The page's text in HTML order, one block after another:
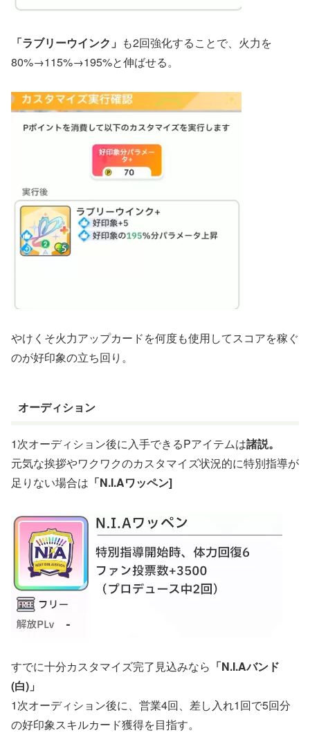
「ラブリーウインク」 も2回強化することで、火力を
80%→115%→195%と伸ばせる。
やけくそ火力アップカードを何度も使用してスコアを稼ぐ
のが好印象の立ち回り。
オーディション
1次オーディション後に入手できるPアイテムは諸説。
元気な挨拶やワクワクのカスタマイズ状況的に特別指導が
足りない場合は 「N.I.Aワッペン]
すでに十分カスタマイズ完了見込みなら 「N.I.Aバンド
(白)」
1次オーディション後に、営業4回、差し入れ1回で5回分
の好印象スキルカード獲得を目指す。